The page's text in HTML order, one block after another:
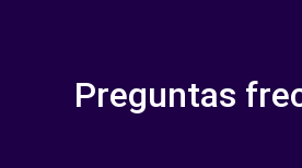
Preguntas